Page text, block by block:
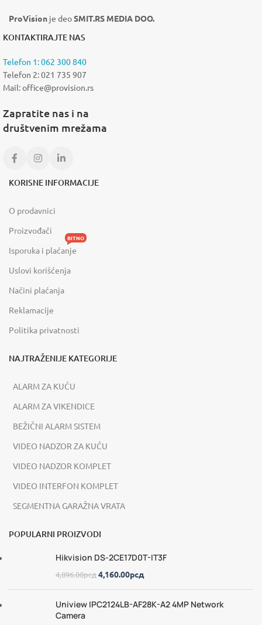
ProVision je deoSMIT.RS MEDIA DOO.
KONTAKTIRAJTE NAS
Telefon 1: 062 300 840
Telefon 2: 021 735 907
Mail: office@provision.rs
Zapratite nas i na
društvenim mrežama
KORISNE INFORMACIJE
O prodavnici
Proizvođači
Isporuka i plaćanje
BITNO
Uslovi korišćenja
Načini plaćanja
Reklamacije
Politika privatnosti
NAJTRAŽENIJE KATEGORIJE
ALARM ZA KUĆU
ALARM ZA VIKENDICE
BEŽIČNI ALARM SISTEM
VIDEO NADZOR ZA KUĆU
VIDEO NADZOR KOMPLET
VIDEO INTERFON KOMPLET
SEGMENTNA GARAŽNA VRATA
POPULARNI PROIZVODI
Hikvision DS-2CE17D0T-IT3F
4,896.00рсд4,160.00рсд
Uniview IPC2124LB-AF28K-A2 4MP Network
Camera